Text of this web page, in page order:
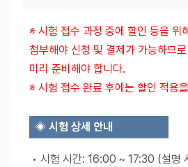
※시험 접수 과정 중에 할인 등을 위
첨부해야 신청 및 결제가 가능하므
미리 준비해야 합니다.
※ 시험 접수 완료 후에는 할인 적용
◈시험 상세 안내
• 시험 시간: 16:00 ~ 17:30 (설명